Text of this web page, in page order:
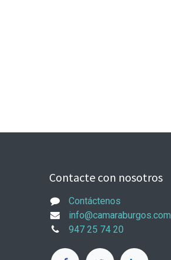
Contacte con nosotros
Contáctenos
info@camaraburgos.com
947 25 74 20